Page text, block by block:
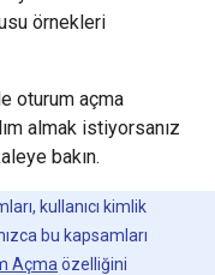
örnekleri
oturum açma
almak istiyorsanız
bakın.
kullanıcı kimlik
bu kapsamları
Açma özelliğini